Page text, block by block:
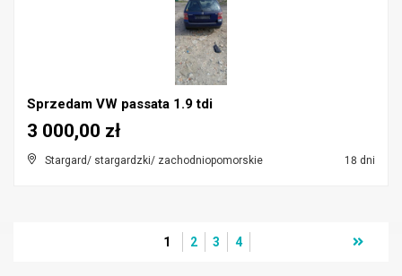
Sprzedam VW passata 1.9 tdi
Stargard/ stargardzki/ zachodniopomorskie 18 dni
3 000,00 zł
1 2 3 4